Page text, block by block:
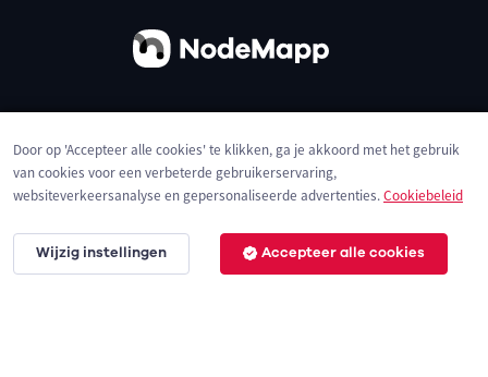
Privacybeleid Cookies
Door op 'Accepteer alle cookies' te klikken, ga je akkoord met het gebruik
van cookies voor een verbeterde gebruikerservaring,
websiteverkeersanalyse en gepersonaliseerde advertenties.Cookiebeleid
Wijzig instellingen Accepteer alle cookies